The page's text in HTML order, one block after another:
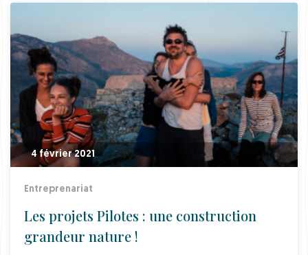
4 février 2021
Entreprenariat
Les projets Pilotes : une construction
grandeur nature !